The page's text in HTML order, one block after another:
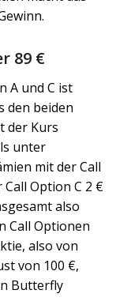
89 €
A und C ist
den beiden
der Kurs
unter
mit der Call
Option C 2 €
also
Call Optionen
also von
von 100 €,
Butterfly